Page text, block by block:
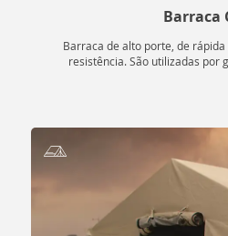
Barraca
Barraca de alto porte, de
resistência. São utilizadas por